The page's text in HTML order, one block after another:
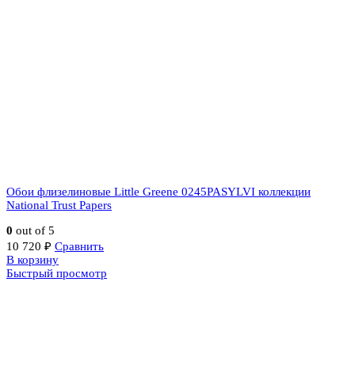
Обои флизелиновые Little Greene 0245PASYLVI коллекции
National Trust Papers
0 out of 5
10 720 ₽ Сравнить
В корзину
Быстрый просмотр